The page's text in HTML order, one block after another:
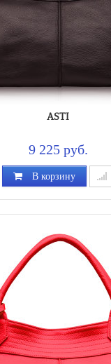
ASTI
9 225 руб.
В корзину